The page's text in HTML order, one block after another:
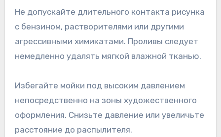
Не допускайте длительного контакта рисунка
с бензином, растворителями или другими
агрессивными химикатами. Проливы следует
немедленно удалять мягкой влажной тканью.
Избегайте мойки под высоким давлением
непосредственно на зоны художественного
оформления. Снизьте давление или увеличьте
расстояние до распылителя.